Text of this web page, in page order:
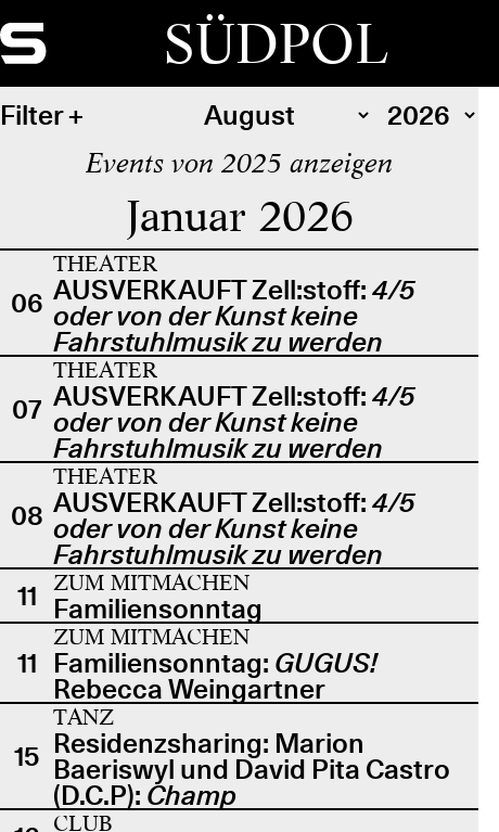
SÜDPOL
Filter
Events von 2025 anzeigen
Januar 2026
06
THEATER
AUSVERKAUFT Zell:stoff: 4/5
oder von der Kunst keine
Fahrstuhlmusik zu werden
07
THEATER
AUSVERKAUFT Zell:stoff: 4/5
oder von der Kunst keine
Fahrstuhlmusik zu werden
08
THEATER
AUSVERKAUFT Zell:stoff: 4/5
oder von der Kunst keine
Fahrstuhlmusik zu werden
11
ZUM MITMACHEN
Familiensonntag
11
ZUM MITMACHEN
Familiensonntag: GUGUS!
Rebecca Weingartner
15
TANZ
Residenzsharing: Marion
Baeriswyl und David Pita Castro
(D.C.P): Champ
CLUB